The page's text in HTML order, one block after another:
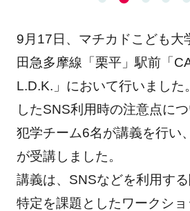
9月17日、マチカドこども大
田急多摩線「栗平」駅前「
L.D.K.」において行いました
したSNS利用時の注意点に
犯学チーム6名が講義を行い
が受講しました。
講義は、SNSなどを利用す
特定を課題としたワークシ